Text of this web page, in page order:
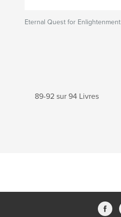
Eternal Quest for Enlightenment
89-92 sur 94 Livres